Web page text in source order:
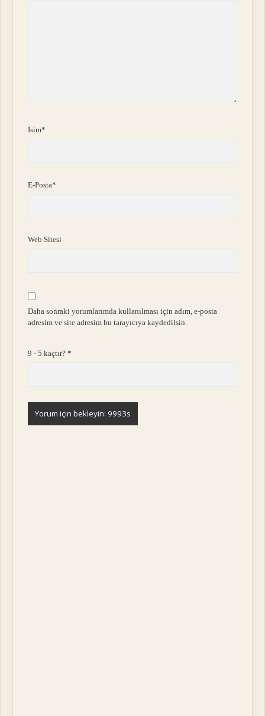
İsim*
E-Posta*
Web Sitesi
Daha sonraki yorumlarımda kullanılması için adım, e-posta
adresim ve site adresim bu tarayıcıya kaydedilsin.
9 - 5 kaçtır?*